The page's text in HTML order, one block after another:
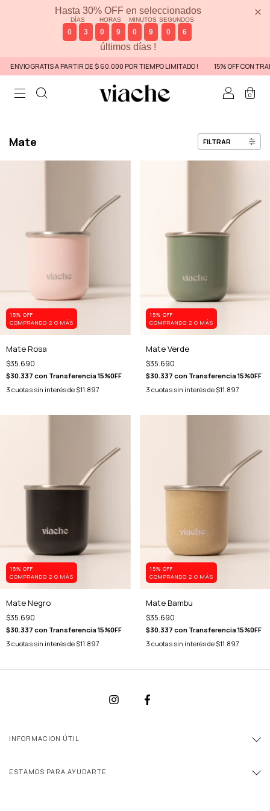
Hasta 30% OFF en seleccionados
DÍAS
0 3
HORAS
0 9
MINUTOS
0 9
SEGUNDOS
0 6
últimos días !
ENVIO GRATIS A PARTIR DE $ 60.000 POR TIEMPO LIMITADO ! 15% OFF CON
0
Mate FILTRAR
15% OFF
COMPRANDO 2 O MÁS
Mate Rosa
$35.690
$30.337 con Transferencia 15%0FF
3 cuotas sin interés de $11.897
15% OFF
COMPRANDO 2 O MÁS
Mate Verde
$35.690
$30.337 con Transferencia 15%0FF
3 cuotas sin interés de $11.897
15% OFF
COMPRANDO 2 O MÁS
Mate Negro
$35.690
$30.337 con Transferencia 15%0FF
3 cuotas sin interés de $11.897
15% OFF
COMPRANDO 2 O MÁS
Mate Bambu
$35.690
$30.337 con Transferencia 15%0FF
3 cuotas sin interés de $11.897
INFORMACION ÚTIL
ESTAMOS PARA AYUDARTE